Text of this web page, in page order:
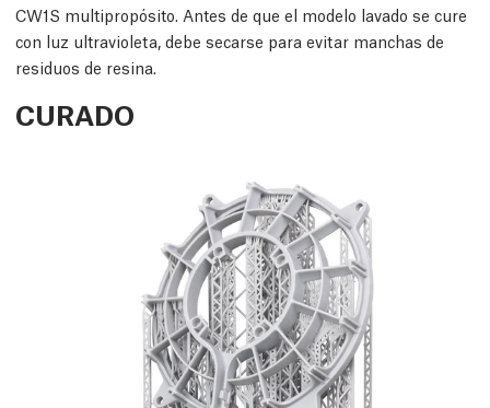
CW1S multipropósito. Antes de que el modelo lavado se cure
con luz ultravioleta, debe secarse para evitar manchas de
residuos de resina.
CURADO